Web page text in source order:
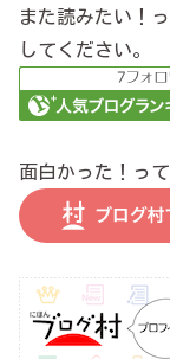
また読みたい！
してください。
面白かった！っ